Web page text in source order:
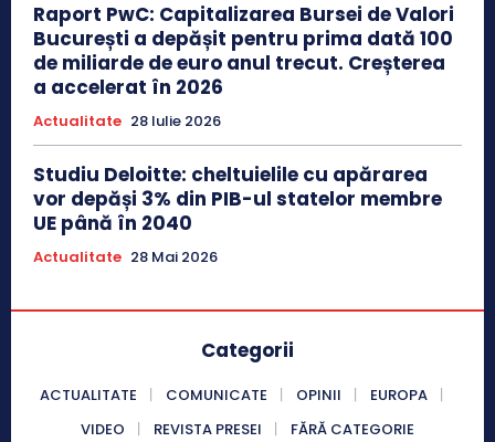
Raport PwC: Capitalizarea Bursei de Valori
București a depășit pentru prima dată 100
de miliarde de euro anul trecut. Creșterea
a accelerat în 2026
Actualitate 28 Iulie 2026
Studiu Deloitte: cheltuielile cu apărarea
vor depăși 3% din PIB-ul statelor membre
UE până în 2040
Actualitate 28 Mai 2026
Categorii
ACTUALITATE COMUNICATE OPINII
EUROPA
VIDEO
REVISTA PRESEI FĂRĂ CATEGORIE